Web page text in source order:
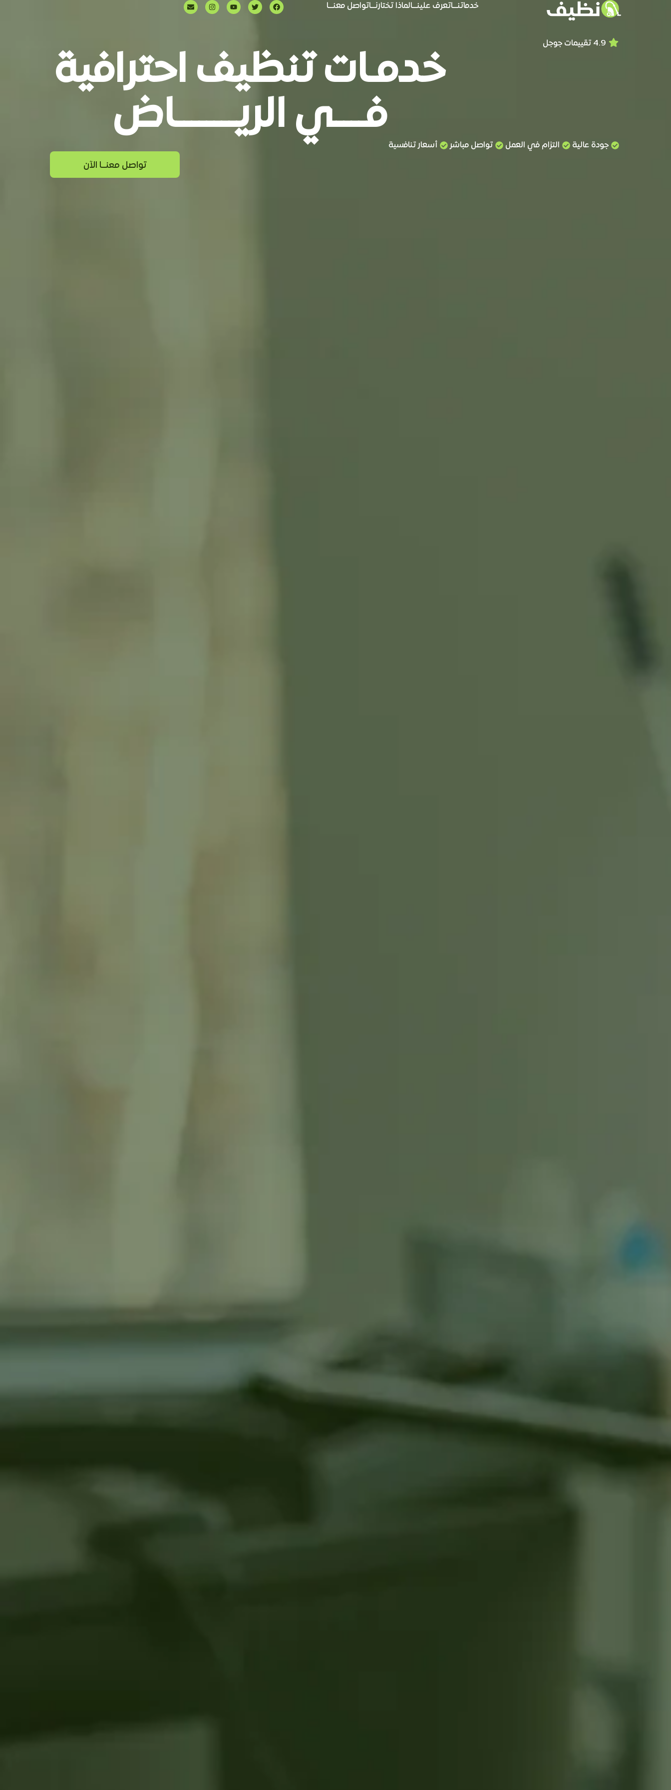
خدماتنـــاتعرف علينـــالماذا تختارنـــاتواصل معنـــا
4.9 تقييمات جوجل
خدمـات تنظيف احترافية
فــــي الريــــــــاض
جودة عالية التزام في العمل تواصل مباشر أسعار تنافسية
تواصل معنــا الآن